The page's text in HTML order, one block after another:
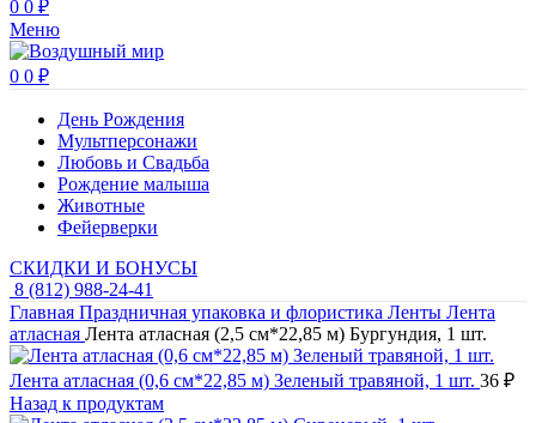
0 0 ₽
Меню
0 0 ₽
День Рождения
Мультперсонажи
Любовь и Свадьба
Рождение малыша
Животные
Фейерверки
СКИДКИ И БОНУСЫ
8 (812) 988-24-41
Главная Праздничная упаковка и флористика Ленты Лента
атласная Лента атласная (2,5 см*22,85 м) Бургундия, 1 шт.
Лента атласная (0,6 см*22,85 м) Зеленый травяной, 1 шт. 36 ₽
Назад к продуктам